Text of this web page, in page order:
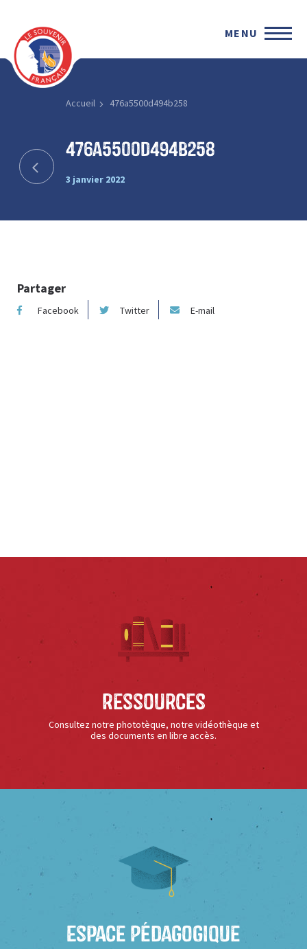
MENU
Accueil 476a5500d494b258
476a5500d494b258
3 janvier 2022
Partager
Facebook Twitter E-mail
Ressources
Consultez notre phototèque, notre vidéothèque et
des documents en libre accès.
Espace Pédagogique